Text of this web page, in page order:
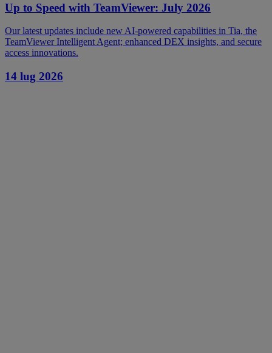
Up to Speed with TeamViewer: July 2026
Our latest updates include new AI-powered capabilities in Tia, the
TeamViewer Intelligent Agent; enhanced DEX insights, and secure
access innovations.
14 lug 2026